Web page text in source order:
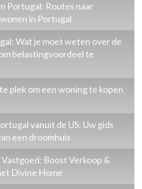
Portugal: Routes naar
in Portugal
Wat je moet weten over de
belastingvoordeel te
plek om een woning te kopen
vanuit de US: Uw gids
een droomhuis
Boost Verkoop &
Divine Home